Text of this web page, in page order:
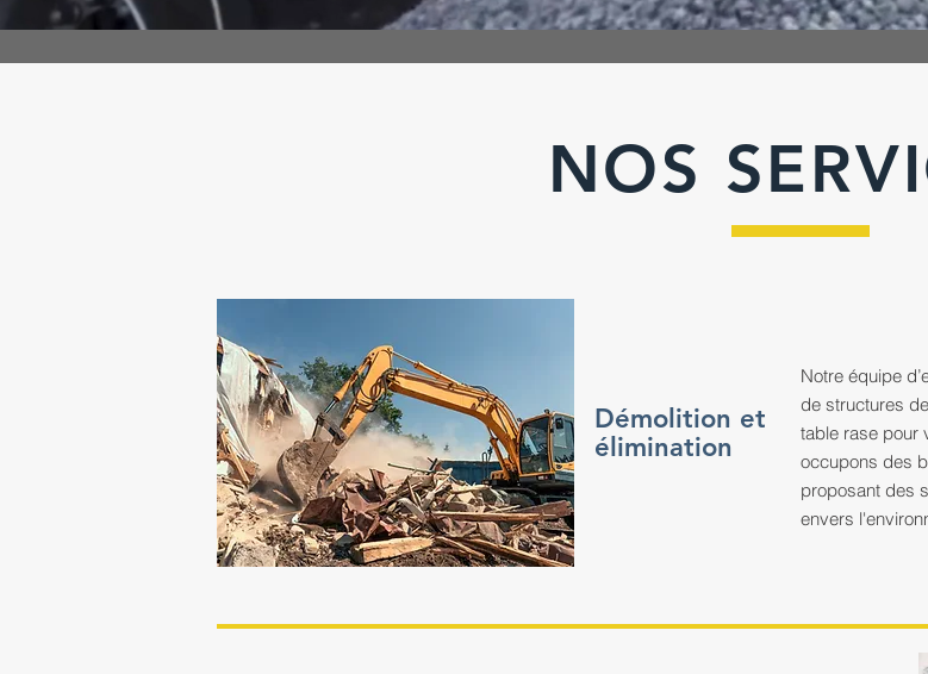
NOS
Démolition et
élimination
Notre équipe
de structures
table rase pour
occupons des
proposant des
envers